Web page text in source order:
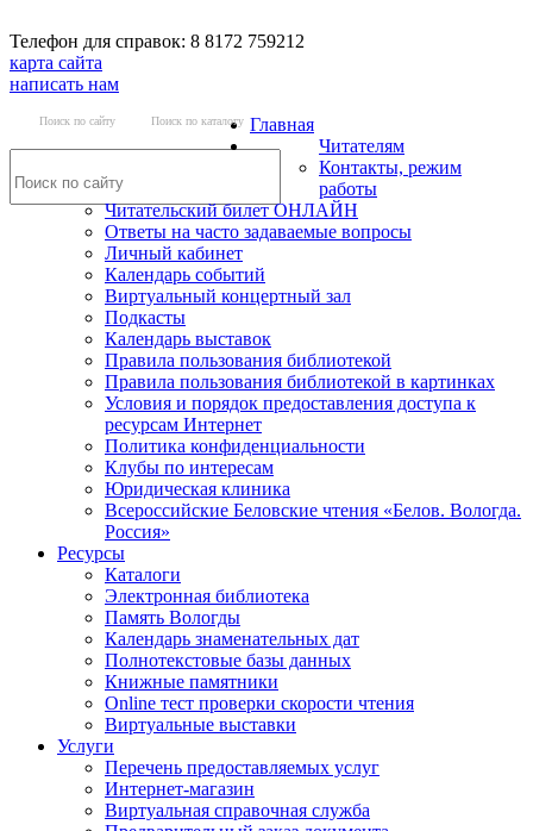
Телефон для справок: 8 8172 759212
карта сайта
написать нам
Поиск по сайту Поиск по каталогу Главная
Читателям
Контакты, режим
работы
Читательский билет ОНЛАЙН
Ответы на часто задаваемые вопросы
Личный кабинет
Календарь событий
Виртуальный концертный зал
Подкасты
Календарь выставок
Правила пользования библиотекой
Правила пользования библиотекой в картинках
Условия и порядок предоставления доступа к
ресурсам Интернет
Политика конфиденциальности
Клубы по интересам
Юридическая клиника
Всероссийские Беловские чтения «Белов. Вологда.
Россия»
Ресурсы
Каталоги
Электронная библиотека
Память Вологды
Календарь знаменательных дат
Полнотекстовые базы данных
Книжные памятники
Online тест проверки скорости чтения
Виртуальные выставки
Услуги
Перечень предоставляемых услуг
Интернет-магазин
Виртуальная справочная служба